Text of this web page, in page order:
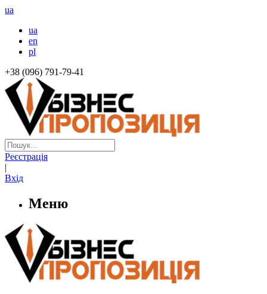
ua
ua
en
pl
+38 (096) 791-79-41
Реєстрація
|
Вхід
Меню